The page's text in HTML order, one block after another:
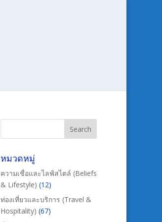
หมวดหมู่
ความเชื่อและไลฟ์สไตล์ (Beliefs
& Lifestyle) (12)
ท่องเที่ยวและบริการ (Travel &
Hospitality) (67)